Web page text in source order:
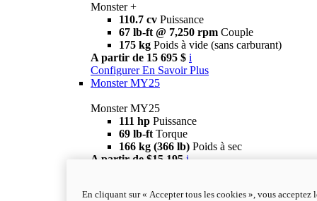
Monster +
110.7 cv Puissance
67 lb-ft @ 7,250 rpm Couple
175 kg Poids à vide (sans carburant)
A partir de 15 695 $ i
Configurer En Savoir Plus
Monster MY25
Monster MY25
111 hp Puissance
69 lb-ft Torque
166 kg (366 lb) Poids à sec
A partir de $15,195 i
En cliquant sur « Accepter tous les cookies », vous acceptez